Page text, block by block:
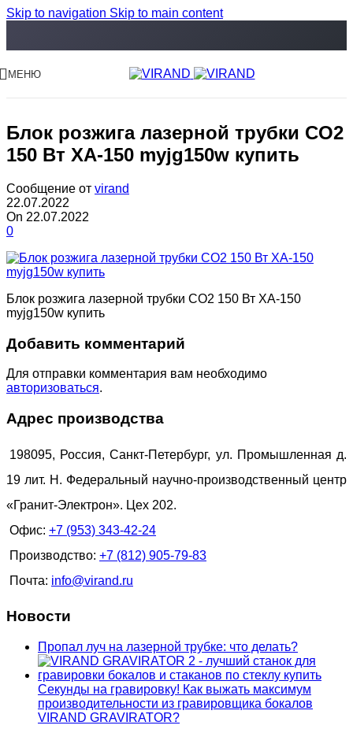
Skip to navigation Skip to main content
МЕНЮ
Блок розжига лазерной трубки CO2
150 Вт XA-150 myjg150w купить
Сообщение от virand
22.07.2022
On 22.07.2022
0
Блок розжига лазерной трубки CO2 150 Вт XA-150
myjg150w купить
Добавить комментарий
Для отправки комментария вам необходимо
авторизоваться.
Адрес производства
198095, Россия, Санкт-Петербург, ул. Промышленная д.
19 лит. Н. Федеральный научно-производственный центр
«Гранит-Электрон». Цех 202.
Офис: +7 (953) 343-42-24
Производство: +7 (812) 905-79-83
Почта: info@virand.ru
Новости
Пропал луч на лазерной трубке: что делать?
Секунды на гравировку! Как выжать максимум
производительности из гравировщика бокалов
VIRAND GRAVIRATOR?